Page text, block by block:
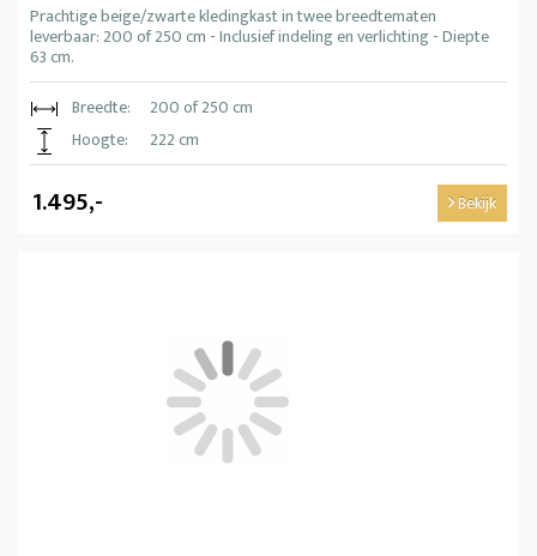
Prachtige beige/zwarte kledingkast in twee breedtematen
leverbaar: 200 of 250 cm - Inclusief indeling en verlichting - Diepte
63 cm.
Breedte:
200 of 250 cm
Hoogte:
222 cm
1.495,- Bekijk